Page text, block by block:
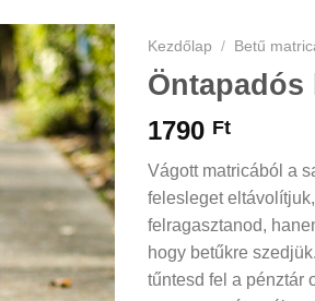
Kezdőlap / Betű
1790 Ft
Vágott matricából a
felesleget
felragasztanod,
hogy betűkre
tűntesd fel a pénztár